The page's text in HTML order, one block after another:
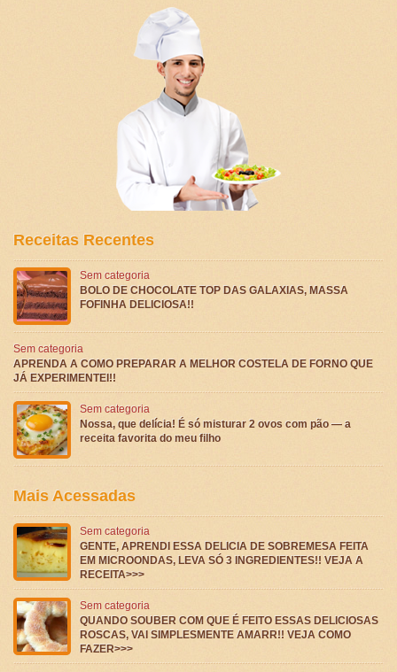
Receitas Recentes
Sem categoria
BOLO DE CHOCOLATE TOP DAS GALAXIAS, MASSA
FOFINHA DELICIOSA!!
Sem categoria
APRENDA A COMO PREPARAR A MELHOR COSTELA DE FORNO QUE
JÁ EXPERIMENTEI!!
Sem categoria
Nossa, que delícia! É só misturar 2 ovos com pão — a
receita favorita do meu filho
Mais Acessadas
Sem categoria
GENTE, APRENDI ESSA DELICIA DE SOBREMESA FEITA
EM MICROONDAS, LEVA SÓ 3 INGREDIENTES!! VEJA A
RECEITA>>>
Sem categoria
QUANDO SOUBER COM QUE É FEITO ESSAS DELICIOSAS
ROSCAS, VAI SIMPLESMENTE AMARR!! VEJA COMO
FAZER>>>